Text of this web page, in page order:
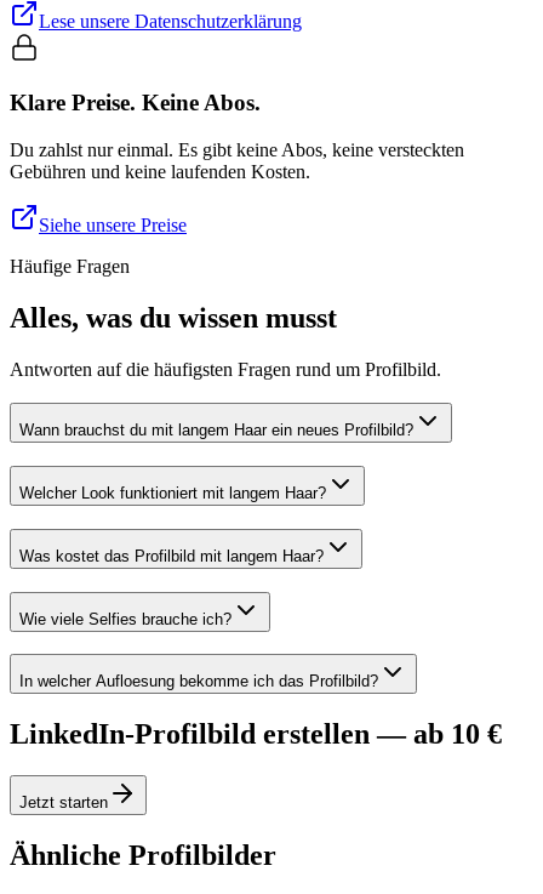
Lese unsere Datenschutzerklärung
Klare Preise. Keine Abos.
Du zahlst nur einmal. Es gibt keine Abos, keine versteckten
Gebühren und keine laufenden Kosten.
Siehe unsere Preise
Häufige Fragen
Alles, was du wissen musst
Antworten auf die häufigsten Fragen rund um Profilbild.
Wann brauchst du mit langem Haar ein neues Profilbild?
Welcher Look funktioniert mit langem Haar?
Was kostet das Profilbild mit langem Haar?
Wie viele Selfies brauche ich?
In welcher Aufloesung bekomme ich das Profilbild?
LinkedIn-Profilbild erstellen — ab 10 €
Jetzt starten
Ähnliche Profilbilder